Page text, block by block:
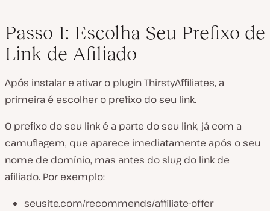
Passo 1: Escolha Seu Prefixo de
Link de Afiliado
Após instalar e ativar o plugin ThirstyAffiliates, a
primeira é escolher o prefixo do seu link.
O prefixo do seu link é a parte do seu link, já com a
camuflagem, que aparece imediatamente após o seu
nome de domínio, mas antes do slug do link de
afiliado. Por exemplo:
seusite.com/recommends/affiliate-offer